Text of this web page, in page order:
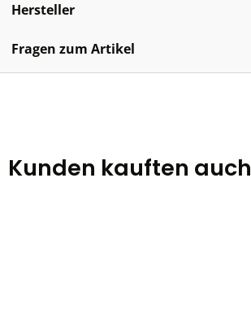
Hersteller
Fragen zum Artikel
Kunden kauften auch